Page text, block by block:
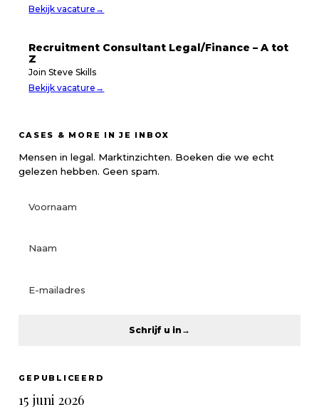
Bekijk vacature →
Recruitment Consultant Legal/Finance – A tot
Z
Join Steve Skills
Bekijk vacature →
CASES & MORE IN JE INBOX
Mensen in legal. Marktinzichten. Boeken die we echt
gelezen hebben. Geen spam.
Schrijf u in →
GEPUBLICEERD
15 juni 2026